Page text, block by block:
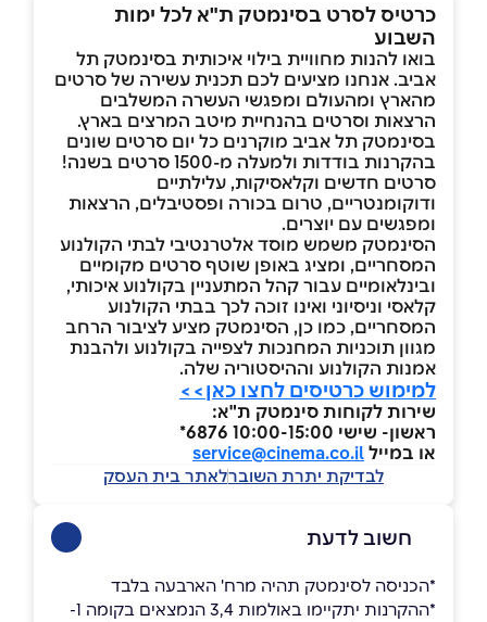
כרטיס לסרט בסינמטק ת"א לכל ימות
השבוע
בואו להנות מחוויית בילוי איכותית בסינמטק תל
אביב. אנחנו מציעים לכם תכנית עשירה של סרטים
מהארץ ומהעולם ומפגשי העשרה המשלבים
הרצאות וסרטים בהנחיית מיטב המרצים בארץ.
בסינמטק תל אביב מוקרנים כל יום סרטים שונים
בהקרנות בודדות ולמעלה מ-1500 סרטים בשנה!
סרטים חדשים וקלאסיקות, עלילתיים
ודוקומנטריים, טרום בכורה ופסטיבלים, הרצאות
ומפגשים עם יוצרים.
הסינמטק משמש מוסד אלטרנטיבי לבתי הקולנוע
המסחריים, ומציג באופן שוטף סרטים מקומיים
ובינלאומיים עבור קהל המתעניין בקולנוע איכותי,
קלאסי וניסיוני ואינו זוכה לכך בבתי הקולנוע
המסחריים, כמו כן, הסינמטק מציע לציבור הרחב
מגוון תוכניות המחנכות לצפייה בקולנוע ולהבנת
אמנות הקולנוע וההיסטוריה שלה.
למימוש כרטיסים לחצו כאן>>
שירות לקוחות סינמטק ת"א:
ראשון- שישי 10:00-15:00 6876*
או במייל service@cinema.co.il
לבדיקת יתרת השוברלאתר בית העסק
חשוב לדעת
*הכניסה לסינמטק תהיה מרח' הארבעה בלבד
*ההקרנות יתקיימו באולמות 3,4 הנמצאים בקומה 1-